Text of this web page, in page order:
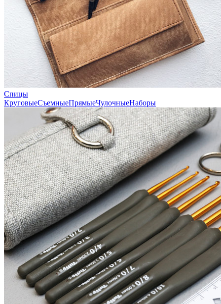
Спицы
КруговыеСъемныеПрямыеЧулочныеНаборы